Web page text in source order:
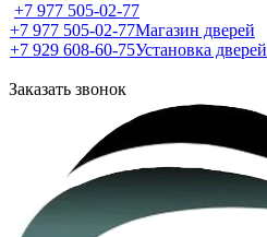
+7 977 505-02-77
+7 977 505-02-77Магазин дверей
+7 929 608-60-75Установка дверей
Заказать звонок